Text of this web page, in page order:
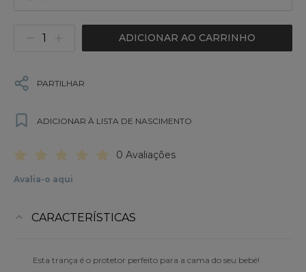
ADICIONAR AO CARRINHO
PARTILHAR
ADICIONAR À LISTA DE NASCIMENTO
0 Avaliações
Avalia-o aqui
CARACTERÍSTICAS
Esta trança é o protetor perfeito para a cama do seu bebé!